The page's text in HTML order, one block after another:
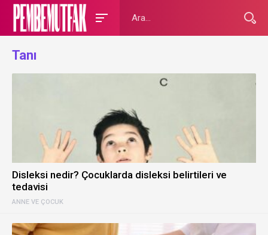
Tanı
ANNE VE ÇOCUK
Disleksi nedir? Çocuklarda disleksi belirtileri ve
tedavisi